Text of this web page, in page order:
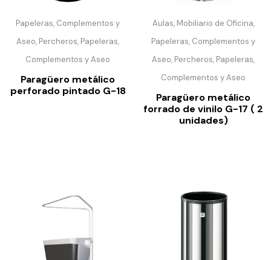
Papeleras, Complementos y
Aseo, Percheros, Papeleras,
Complementos y Aseo
Paragüero metálico
perforado pintado G-18
Aulas, Mobiliario de Oficina,
Papeleras, Complementos y
Aseo, Percheros, Papeleras,
Complementos y Aseo
Paragüero metálico
forrado de vinilo G-17 ( 2
unidades)